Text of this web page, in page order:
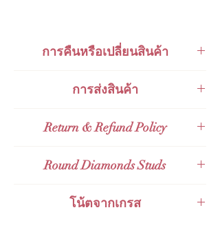
การคืนหรือเปลี่ยนสินค้า
ชั่วโมงหลังจากการรับของ
การส่งสินค้า
ส่งกับไปรษณีย์ไทยThailand Post
ส่งกับไปรษณีย์ไทยไปต่างประเทศ
Grab Express - คิดเงินเพิ่ม 100
Return & Refund Policy
Thailand Orders and Valid for 14 days
Orders. Given that the product tag
Round Diamonds Studs
ต่างหูปักก้านทองแท้ 9K เพชรทรงกลม
Round Diamonds Studs (แป้นแบน)
โน้ตจากเกรส